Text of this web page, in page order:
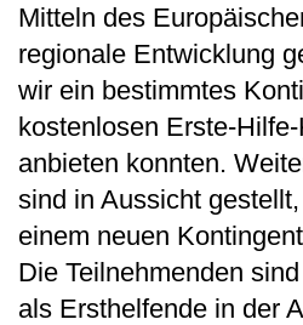
Mitteln des
regionale Entwicklung
wir ein bestimmtes
kostenlosen Erste-
anbieten konnten.
sind in Aussicht
einem neuen
Die Teilnehmenden
als Ersthelfende in der